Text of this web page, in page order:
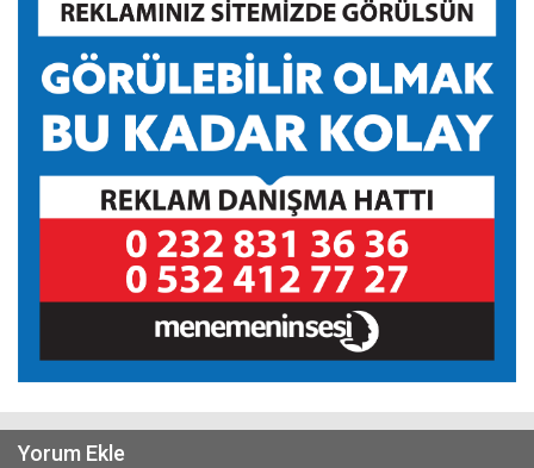
Yorum Ekle